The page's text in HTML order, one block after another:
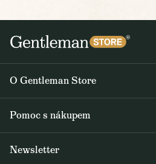
O Gentleman Store
Pomoc s nákupem
Newsletter